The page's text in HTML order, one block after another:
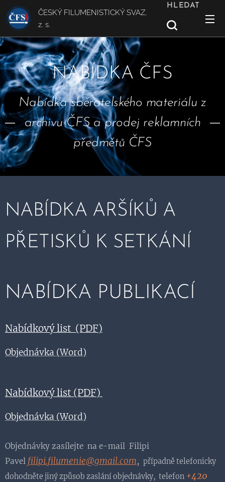
ČESKÝ FILUMENISTICKÝ SVAZ,
z. s.
HLEDAT
NABÍDKA ČFS
Nabídka sběratelského materiálu z
archivu ČFS a prodej reklamních
předmětů ČFS
NABÍDKA ARŠÍKŮ A
PŘETISKŮ K SETKÁNÍ
NABÍDKA PUBLIKACÍ
Nabídkový list (PDF)
Objednávka (Word)
Nabídkový list (PDF)
Objednávka (Word)
Objednávky zasílejte na e-mail Filipi
Pavel filipi.filumenie@gmail.com, případně telefonicky
dohodněte jiný způsob zaslání objednávky, telefon +420